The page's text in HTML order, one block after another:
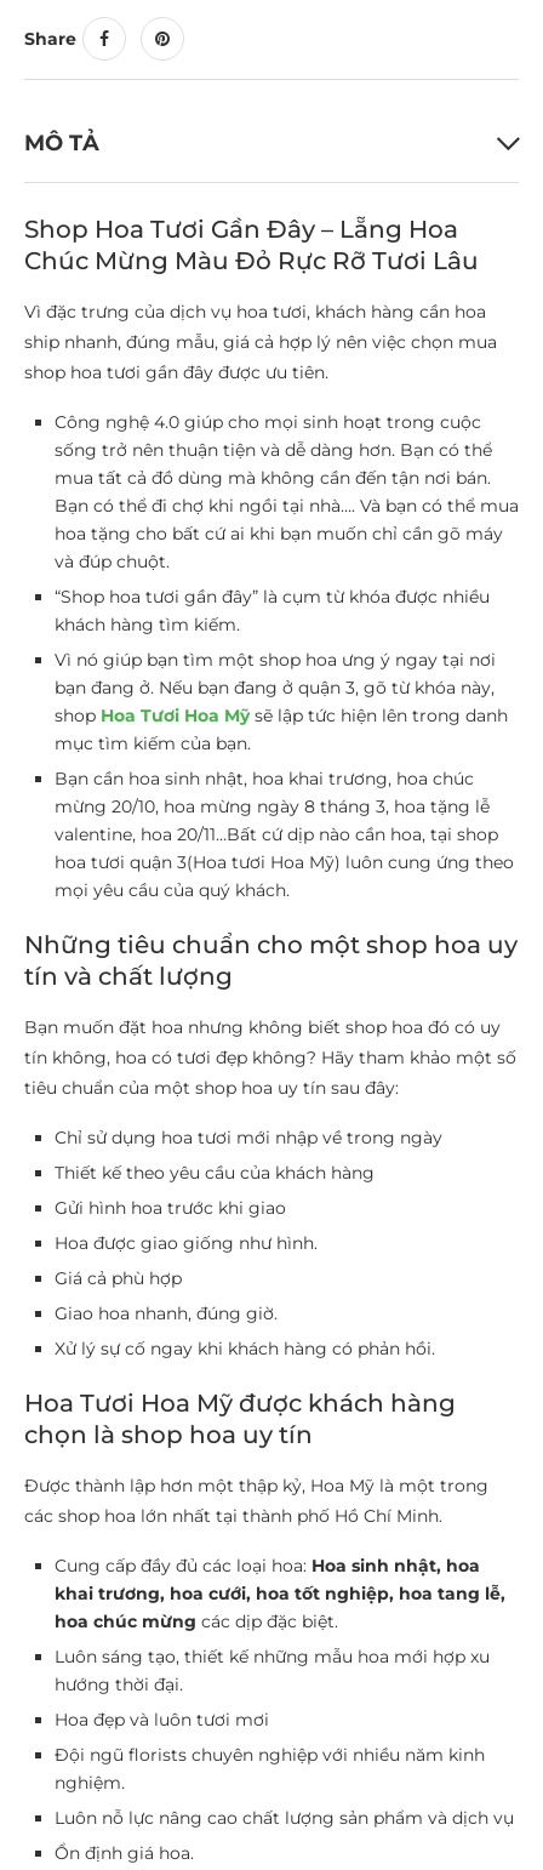
Share
MÔ TẢ
Shop Hoa Tươi Gần Đây – Lẵng Hoa
Chúc Mừng Màu Đỏ Rực Rỡ Tươi Lâu
Vì đặc trưng của dịch vụ hoa tươi, khách hàng cần hoa
ship nhanh, đúng mẫu, giá cả hợp lý nên việc chọn mua
shop hoa tươi gần đây được ưu tiên.
Công nghệ 4.0 giúp cho mọi sinh hoạt trong cuộc
sống trở nên thuận tiện và dễ dàng hơn. Bạn có thể
mua tất cả đồ dùng mà không cần đến tận nơi bán.
Bạn có thể đi chợ khi ngồi tại nhà…. Và bạn có thể mua
hoa tặng cho bất cứ ai khi bạn muốn chỉ cần gõ máy
và đúp chuột.
“Shop hoa tươi gần đây” là cụm từ khóa được nhiều
khách hàng tìm kiếm.
Vì nó giúp bạn tìm một shop hoa ưng ý ngay tại nơi
bạn đang ở. Nếu bạn đang ở quận 3, gõ từ khóa này,
shop Hoa Tươi Hoa Mỹsẽ lập tức hiện lên trong danh
mục tìm kiếm của bạn.
Bạn cần hoa sinh nhật, hoa khai trương, hoa chúc
mừng 20/10, hoa mừng ngày 8 tháng 3, hoa tặng lễ
valentine, hoa 20/11…Bất cứ dịp nào cần hoa, tại shop
hoa tươi quận 3(Hoa tươi Hoa Mỹ) luôn cung ứng theo
mọi yêu cầu của quý khách.
Những tiêu chuẩn cho một shop hoa uy
tín và chất lượng
Bạn muốn đặt hoa nhưng không biết shop hoa đó có uy
tín không, hoa có tươi đẹp không? Hãy tham khảo một số
tiêu chuẩn của một shop hoa uy tín sau đây:
Chỉ sử dụng hoa tươi mới nhập về trong ngày
Thiết kế theo yêu cầu của khách hàng
Gửi hình hoa trước khi giao
Hoa được giao giống như hình.
Giá cả phù hợp
Giao hoa nhanh, đúng giờ.
Xử lý sự cố ngay khi khách hàng có phản hồi.
Hoa Tươi Hoa Mỹ được khách hàng
chọn là shop hoa uy tín
Được thành lập hơn một thập kỷ, Hoa Mỹ là một trong
các shop hoa lớn nhất tại thành phố Hồ Chí Minh.
Cung cấp đầy đủ các loại hoa: Hoa sinh nhật, hoa
khai trương, hoa cưới, hoa tốt nghiệp, hoa tang lễ,
hoa chúc mừng các dịp đặc biệt.
Luôn sáng tạo, thiết kế những mẫu hoa mới hợp xu
hướng thời đại.
Hoa đẹp và luôn tươi mơi
Đội ngũ florists chuyên nghiệp với nhiều năm kinh
nghiệm.
Luôn nỗ lực nâng cao chất lượng sản phẩm và dịch vụ
Ổn định giá hoa.